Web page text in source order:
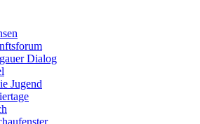
Dialog
Jugend